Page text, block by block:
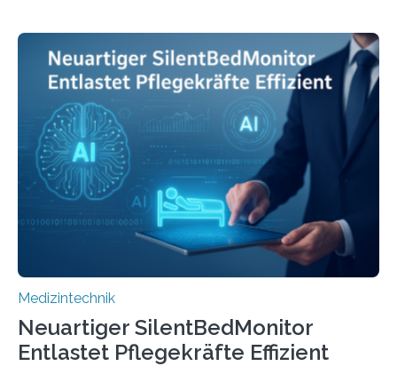
Medizintechnik
Neuartiger SilentBedMonitor
Entlastet Pflegekräfte Effizient